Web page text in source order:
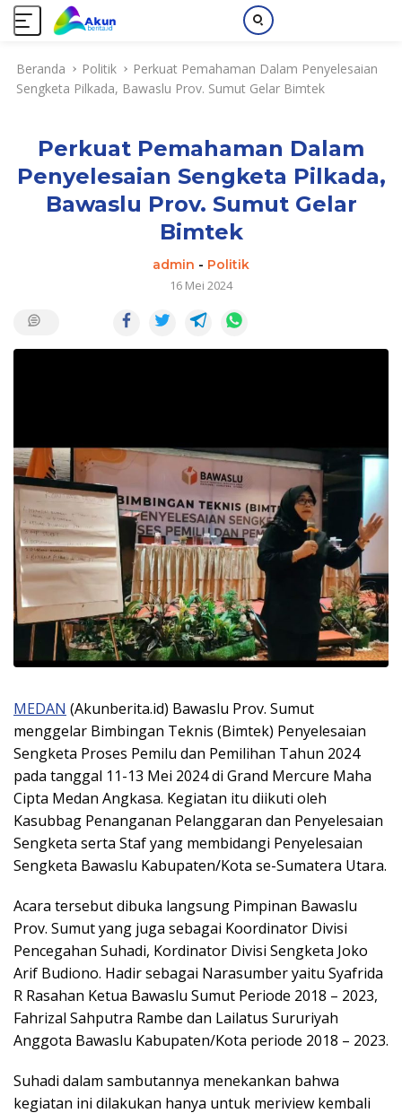
Beranda Politik
Perkuat Pemahaman Dalam Penyelesaian
Sengketa Pilkada, Bawaslu Prov. Sumut Gelar Bimtek
Perkuat Pemahaman Dalam
Penyelesaian Sengketa Pilkada,
Bawaslu Prov. Sumut Gelar
Bimtek
admin - Politik
16 Mei 2024
MEDAN (Akunberita.id) Bawaslu Prov. Sumut
menggelar Bimbingan Teknis (Bimtek) Penyelesaian
Sengketa Proses Pemilu dan Pemilihan Tahun 2024
pada tanggal 11-13 Mei 2024 di Grand Mercure Maha
Cipta Medan Angkasa. Kegiatan itu diikuti oleh
Kasubbag Penanganan Pelanggaran dan Penyelesaian
Sengketa serta Staf yang membidangi Penyelesaian
Sengketa Bawaslu Kabupaten/Kota se-Sumatera Utara.
Acara tersebut dibuka langsung Pimpinan Bawaslu
Prov. Sumut yang juga sebagai Koordinator Divisi
Pencegahan Suhadi, Kordinator Divisi Sengketa Joko
Arif Budiono. Hadir sebagai Narasumber yaitu Syafrida
R Rasahan Ketua Bawaslu Sumut Periode 2018 – 2023,
Fahrizal Sahputra Rambe dan Lailatus Sururiyah
Anggota Bawaslu Kabupaten/Kota periode 2018 – 2023.
Suhadi dalam sambutannya menekankan bahwa
kegiatan ini dilakukan hanya untuk meriview kembali